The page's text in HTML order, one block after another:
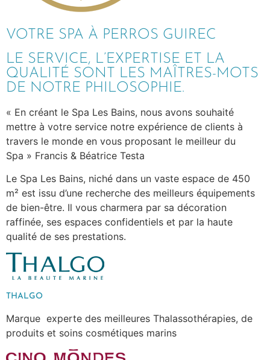
VOTRE SPA À PERROS GUIREC
LE SERVICE, L’EXPERTISE ET LA
QUALITÉ SONT LES MAÎTRES-MOTS
DE NOTRE PHILOSOPHIE.
« En créant le Spa Les Bains, nous avons souhaité
mettre à votre service notre expérience de clients à
travers le monde en vous proposant le meilleur du
Spa » Francis & Béatrice Testa
Le Spa Les Bains, niché dans un vaste espace de 450
m² est issu d’une recherche des meilleurs équipements
de bien-être. Il vous charmera par sa décoration
raffinée, ses espaces confidentiels et par la haute
qualité de ses prestations.
THALGO
Marque experte des meilleures Thalassothérapies, de
produits et soins cosmétiques marins